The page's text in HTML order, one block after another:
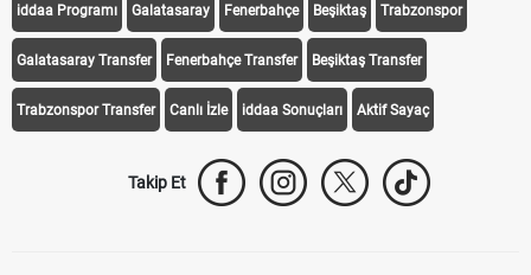
iddaa Programı Galatasaray Fenerbahçe Beşiktaş Trabzonspor
Galatasaray Transfer Fenerbahçe Transfer Beşiktaş Transfer
Trabzonspor Transfer Canlı İzle iddaa Sonuçları Aktif Sayaç
Takip Et